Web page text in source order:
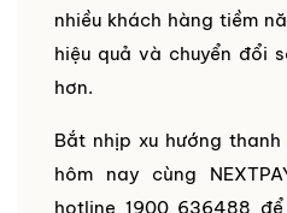
nhiều khách hàng tiềm
hiệu quả và chuyển đổi
hơn.
Bắt nhịp xu hướng
hôm nay cùng
hotline 1900 636488